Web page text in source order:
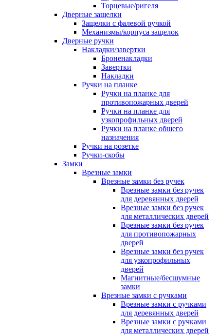
Торцевые/ригеля
Дверные защелки
Защелки с фалевой ручкой
Механизмы/корпуса защелок
Дверные ручки
Накладки/завертки
Броненакладки
Завертки
Накладки
Ручки на планке
Ручки на планке для
противопожарных дверей
Ручки на планке для
узкопрофильных дверей
Ручки на планке общего
назначения
Ручки на розетке
Ручки-скобы
Замки
Врезные замки
Врезные замки без ручек
Врезные замки без ручек
для деревянных дверей
Врезные замки без ручек
для металлических дверей
Врезные замки без ручек
для противопожарных
дверей
Врезные замки без ручек
для узкопрофильных
дверей
Магнитные/бесшумные
замки
Врезные замки с ручками
Врезные замки с ручками
для деревянных дверей
Врезные замки с ручками
для металлических дверей